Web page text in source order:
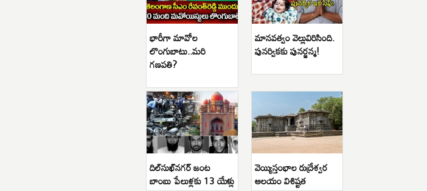
భారీగా మావోల
లొంగుబాటు..మరి
గణపతి?
మానవత్వం వెల్లువిరిసింది.
పునర్వికకు పునర్జన్మ!
దిల్‌సుఖ్‌నగర్ జంట
బాంబు పేలుళ్లకు 13 యేళ్లు
వెయ్యిస్తంభాల రుద్రేశ్వర
ఆలయం విశిష్టత